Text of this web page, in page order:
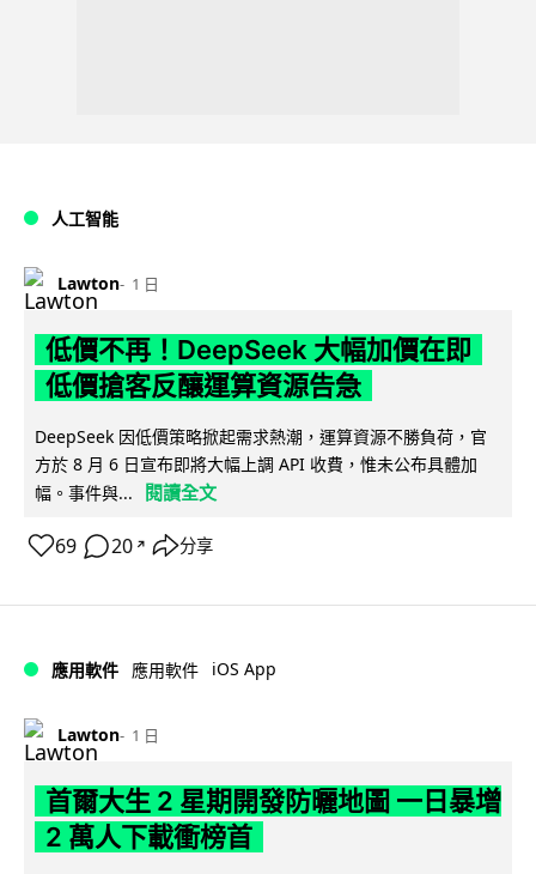
人工智能
Lawton 1 日
低價不再！DeepSeek 大幅加價在即
低價搶客反釀運算資源告急
DeepSeek 因低價策略掀起需求熱潮，運算資源不勝負荷，官
方於 8 月 6 日宣布即將大幅上調 API 收費，惟未公布具體加
幅。事件與...
閱讀全文
69 20 ↗ 分享
應用軟件 應用軟件 iOS App
Lawton 1 日
首爾大生 2 星期開發防曬地圖 一日暴增
2 萬人下載衝榜首